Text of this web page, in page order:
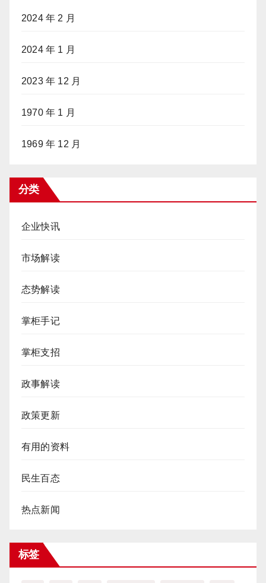
2024 年 2 月
2024 年 1 月
2023 年 12 月
1970 年 1 月
1969 年 12 月
分类
企业快讯
市场解读
态势解读
掌柜手记
掌柜支招
政事解读
政策更新
有用的资料
民生百态
热点新闻
标签